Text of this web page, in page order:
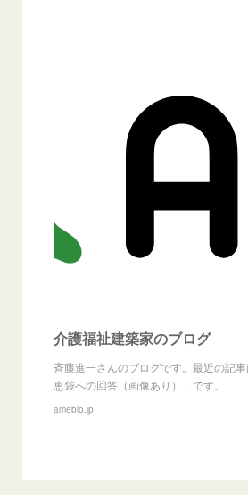
介護福祉建築家のブログ
斉藤進一さんのブログです。最近の記
恵袋への回答（画像あり）」です。
ameblo.jp